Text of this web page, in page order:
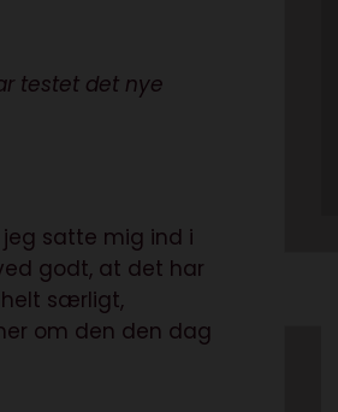
testet det nye
jeg satte mig ind i
godt, at det har
særligt,
om den den dag